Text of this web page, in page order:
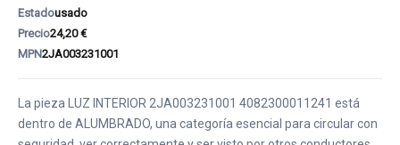
Estadousado
Precio24,20 €
MPN2JA003231001
La pieza LUZ INTERIOR 2JA003231001 4082300011241 está
dentro de ALUMBRADO, una categoría esencial para circular con